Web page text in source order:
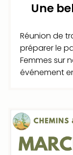
Une
Réunion de
préparer le
Femmes sur
événement